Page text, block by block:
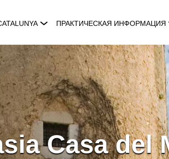
ПРАКТИЧЕСКАЯ ИНФОРМАЦИЯ
Casa del